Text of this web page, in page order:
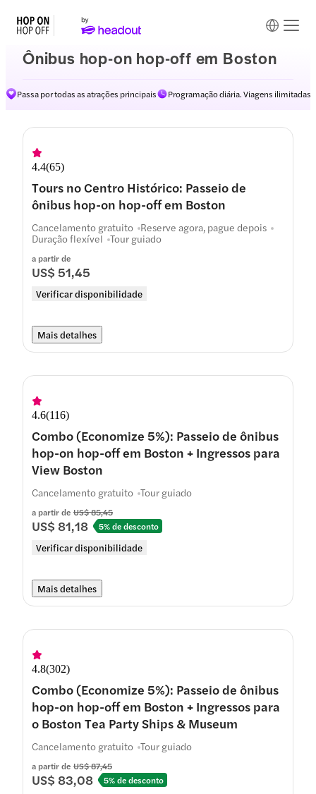
Ônibus hop-on hop-off em Boston
Passa por todas as atrações principais Programação diária. Viagens ilimitadas
4.4(65)
Tours no Centro Histórico: Passeio de
ônibus hop-on hop-off em Boston
a partir de
US$ 51,45
Verificar disponibilidade
Cancelamento gratuito Reserve agora, pague depois
Duração flexível Tour guiado
Mais detalhes
4.6(116)
Combo (Economize 5%): Passeio de ônibus
hop-on hop-off em Boston + Ingressos para
View Boston
a partir de US$ 85,45
US$ 81,18 5% de desconto
Verificar disponibilidade
Cancelamento gratuito Tour guiado
Mais detalhes
4.8(302)
Combo (Economize 5%): Passeio de ônibus
hop-on hop-off em Boston + Ingressos para
o Boston Tea Party Ships & Museum
a partir de US$ 87,45
US$ 83,08 5% de desconto
Cancelamento gratuito Tour guiado